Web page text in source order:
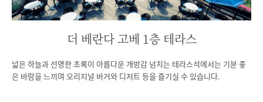
더 베란다 고베 1층 테라스
넓은 하늘과 선명한 초록이 아름다운 개방감 넘치는 테라스석에서는 기분 좋
은 바람을느끼며 오리지널 버거와 디저트 등을 즐기실 수 있습니다.